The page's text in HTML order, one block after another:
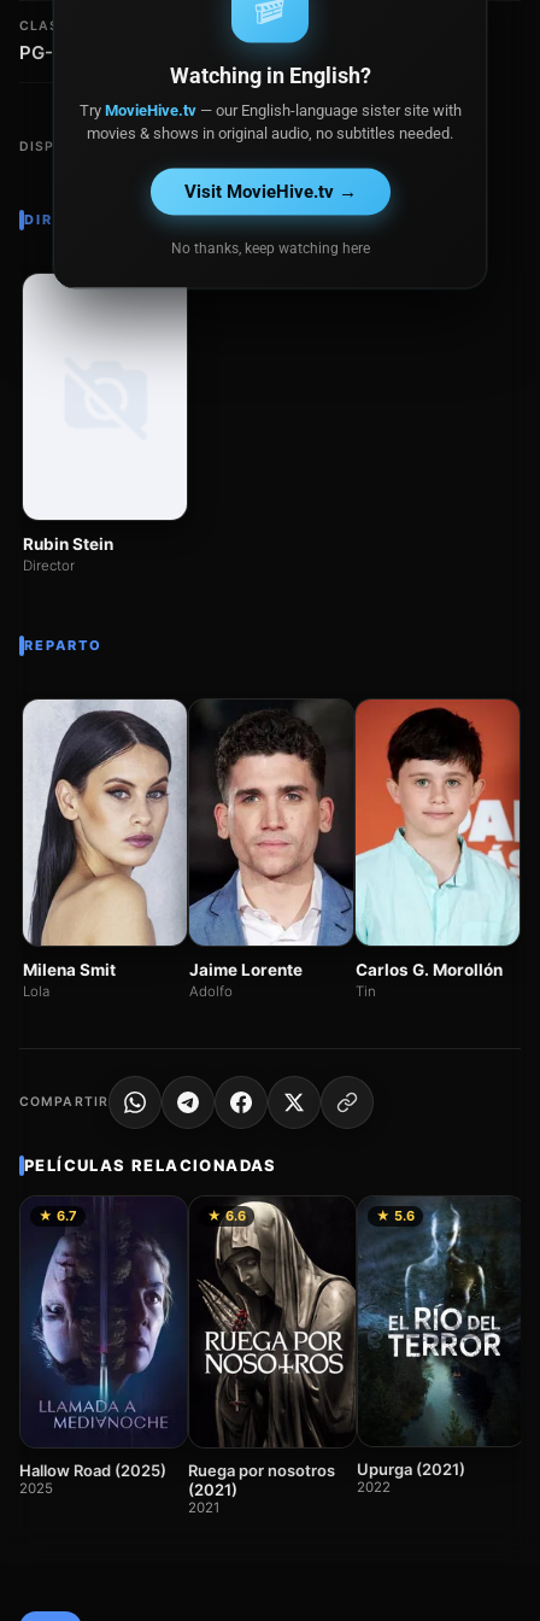
CLASIFICACIÓN
PG-13
DISPONIBLE EN
DIRECTOR
Rubin Stein
Director
REPARTO
Milena Smit
Lola
Jaime Lorente
Adolfo
Carlos G. Morollón
Tin
COMPARTIR
PELÍCULAS RELACIONADAS
★ 6.7
Hallow Road (2025)
2025
★ 6.6
Ruega por nosotros
(2021)
2021
★ 5.6
Upurga (2021)
2022
Watching in English?
Try MovieHive.tv— our English-language sister site with
movies & shows in original audio, no subtitles needed.
Visit MovieHive.tv →
No thanks, keep watching here